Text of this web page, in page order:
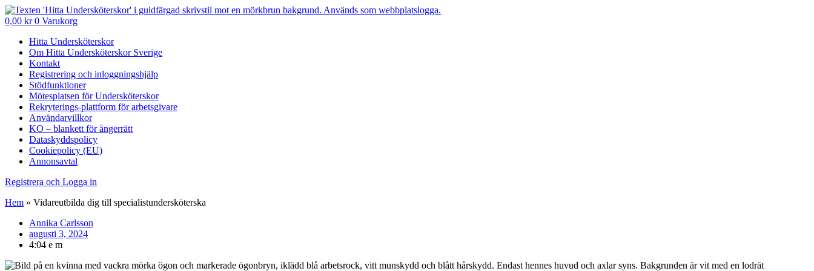
0,00 kr 0 Varukorg
Hitta Undersköterskor
Om Hitta Undersköterskor Sverige
Kontakt
Registrering och inloggningshjälp
Stödfunktioner
Mötesplatsen för Undersköterskor
Rekryterings-plattform för arbetsgivare
Användarvillkor
KO – blankett för ångerrätt
Dataskyddspolicy
Cookiepolicy (EU)
Annonsavtal
Registrera och Logga in
Hem » Vidareutbilda dig till specialistundersköterska
Annika Carlsson
augusti 3, 2024
4:04 e m